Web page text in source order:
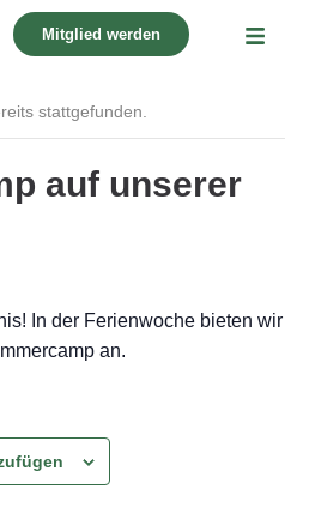
Mitglied werden
stattgefunden.
auf unserer
In der Ferienwoche bieten wir
an.